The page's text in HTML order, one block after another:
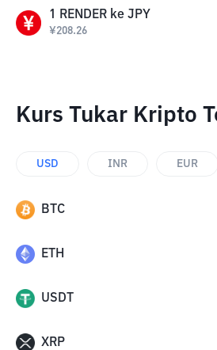
1 RENDER ke JPY
¥208.26
Kurs Tukar Kripto
USD INR EUR
BTC
ETH
USDT
XRP